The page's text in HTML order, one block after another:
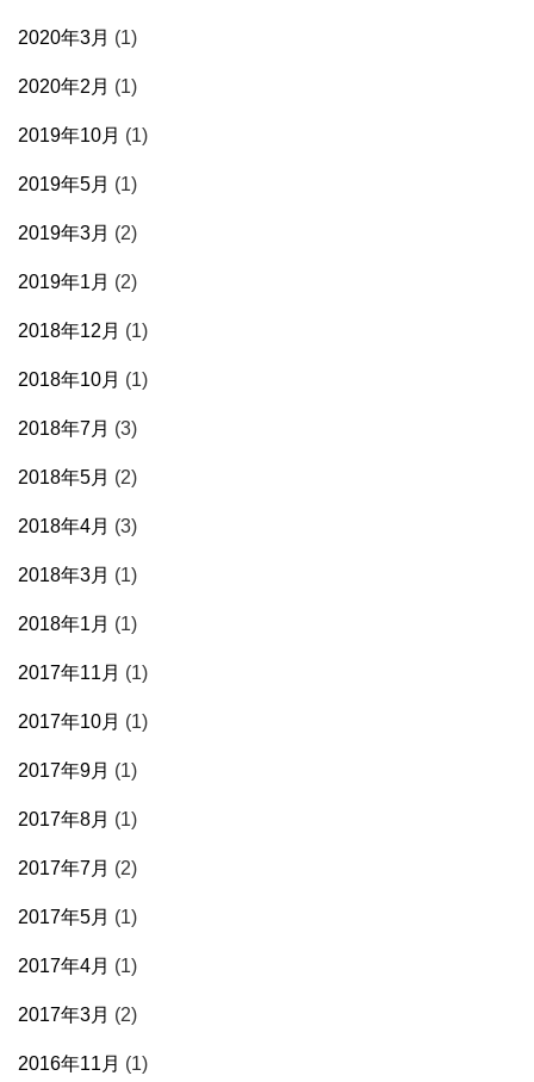
2020年3月 (1)
2020年2月 (1)
2019年10月 (1)
2019年5月 (1)
2019年3月 (2)
2019年1月 (2)
2018年12月 (1)
2018年10月 (1)
2018年7月 (3)
2018年5月 (2)
2018年4月 (3)
2018年3月 (1)
2018年1月 (1)
2017年11月 (1)
2017年10月 (1)
2017年9月 (1)
2017年8月 (1)
2017年7月 (2)
2017年5月 (1)
2017年4月 (1)
2017年3月 (2)
2016年11月 (1)